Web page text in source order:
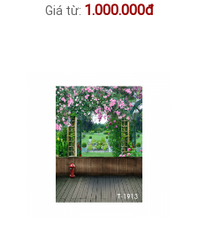
Giá từ: 1.000.000đ